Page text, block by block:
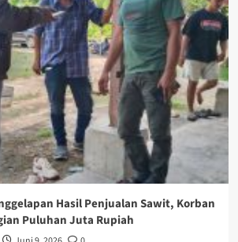
Hasil Penjualan Sawit, Korban
Puluhan Juta Rupiah